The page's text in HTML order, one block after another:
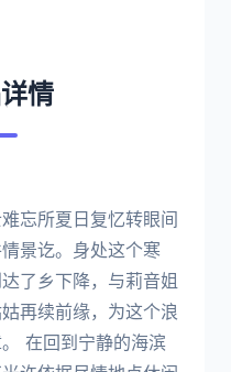
情
忘所夏日复忆转眼间
景讫。身处这个寒
了乡下降，与莉音姐
再续前缘，为这个浪
在回到宁静的海滨